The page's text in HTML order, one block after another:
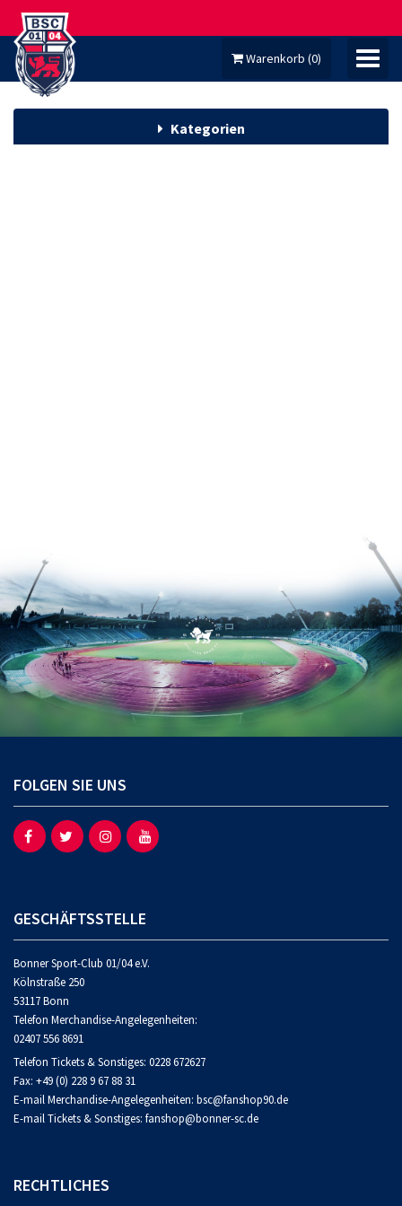
Warenkorb (0)
Kategorien
FOLGEN SIE UNS
GESCHÄFTSSTELLE
Bonner Sport-Club 01/04 e.V.
Kölnstraße 250
53117 Bonn
Telefon Merchandise-Angelegenheiten:
02407 556 8691
Telefon Tickets & Sonstiges: 0228 672627
Fax: +49 (0) 228 9 67 88 31
E-mail Merchandise-Angelegenheiten: bsc@fanshop90.de
E-mail Tickets & Sonstiges: fanshop@bonner-sc.de
RECHTLICHES